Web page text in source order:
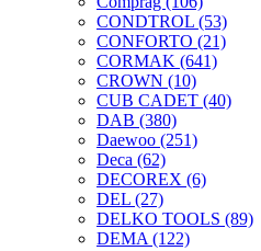
CONDTROL (53)
CONFORTO (21)
CORMAK (641)
CROWN (10)
CUB CADET (40)
DAB (380)
Daewoo (251)
Deca (62)
DECOREX (6)
DEL (27)
DELKO TOOLS (89)
DEMA (122)